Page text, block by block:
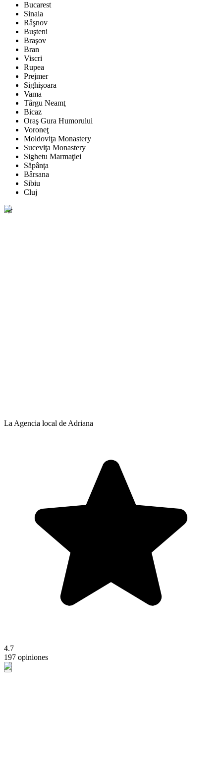
Bucarest
Sinaia
Râşnov
Buşteni
Braşov
Bran
Viscri
Rupea
Prejmer
Sighișoara
Vama
Târgu Neamţ
Bicaz
Oraş Gura Humorului
Voroneţ
Moldoviţa Monastery
Suceviţa Monastery
Sighetu Marmaţiei
Săpânţa
Bârsana
Sibiu
Cluj
La Agencia local de Adriana
4.7
197 opiniones